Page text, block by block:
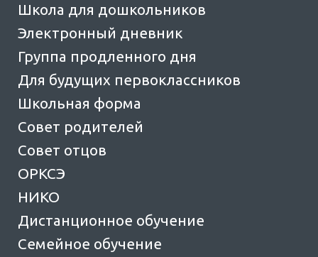
Школа для дошкольников
Электронный дневник
Группа продленного дня
Для будущих первоклассников
Школьная форма
Совет родителей
Совет отцов
ОРКСЭ
НИКО
Дистанционное обучение
Семейное обучение